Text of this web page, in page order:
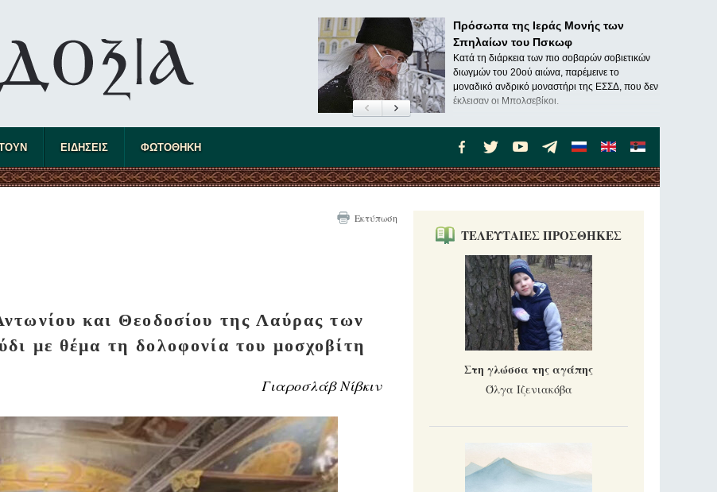
Πρόσωπα της Ιεράς Μονής των
Σπηλαίων του Πσκωφ
Κατά τη διάρκεια των πιο σοβαρών σοβιετικών
διωγμών του 20ού αιώνα, παρέμεινε το
μοναδικό ανδρικό μοναστήρι της ΕΣΣΔ, που δεν
έκλεισαν οι Μπολσεβίκοι.
ΕΙΔΗΣΕΙΣ ΦΩΤΟΘΗΚΗ
Εκτύπωση
και Θεοδοσίου της Λαύρας των
με θέμα τη δολοφονία του μοσχοβίτη
Γιαροσλάβ Νίβκιν
ΤΕΛΕΥΤΑΙΕΣ ΠΡΟΣΘΗΚΕΣ
Στη γλώσσα της αγάπης
Όλγα Ιζενιακόβα